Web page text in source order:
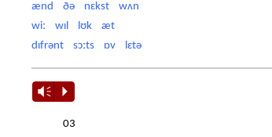
ænd ðə nɛkst wʌn
wiː wɪl lʊk æt
dɪfrənt sɔːts ɒv lɛtə
Vm P
03